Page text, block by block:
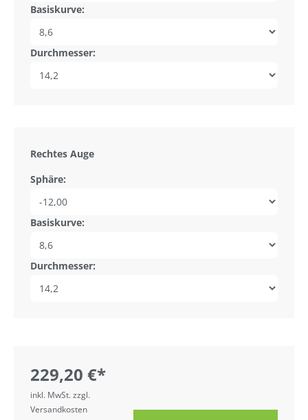
Basiskurve:
Durchmesser:
Rechtes Auge
Sphäre:
Basiskurve:
Durchmesser:
229,20 €*
inkl. MwSt. zzgl.
Versandkosten